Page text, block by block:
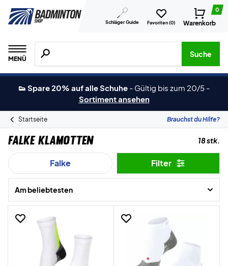
Schläger Guide Favoriten (0)
0
Warenkorb
MENÜ
Suche nach Produkten, Marken usw.
Suche
👟 Spare 20% auf alle Schuhe - Gültig bis zum 20/5 -
Sortiment ansehen
Startseite Brauchst du Hilfe?
Falke Klamotten 18 stk.
Falke Filter
Am beliebtesten